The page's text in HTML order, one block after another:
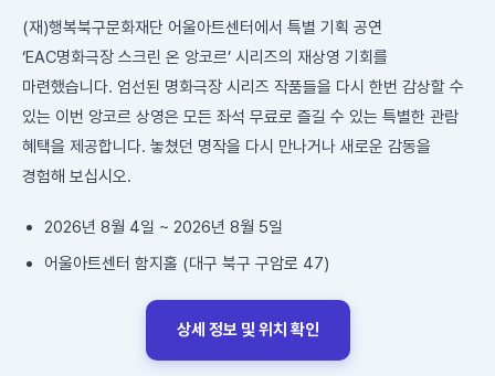
(재)행복북구문화재단 어울아트센터에서 특별 기획 공연
‘EAC명화극장 스크린 온 앙코르’ 시리즈의 재상영 기회를
마련했습니다. 엄선된 명화극장 시리즈 작품들을 다시 한번 감상할 수
있는 이번 앙코르 상영은 모든 좌석 무료로 즐길 수 있는 특별한 관람
혜택을 제공합니다. 놓쳤던 명작을 다시 만나거나 새로운 감동을
경험해 보십시오.
2026년 8월 4일 ~ 2026년 8월 5일
어울아트센터 함지홀 (대구 북구 구암로 47)
상세 정보 및 위치 확인